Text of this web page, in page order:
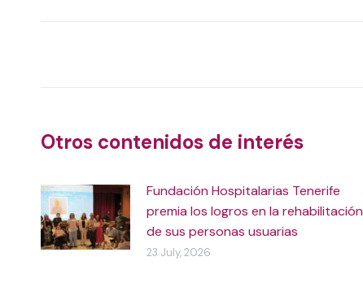
Otros contenidos de interés
Fundación Hospitalarias Tenerife
premia los logros en la rehabilitación
de sus personas usuarias
23 July, 2026